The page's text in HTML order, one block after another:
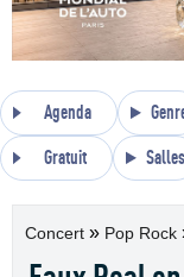
Agenda
Gratuit Salles
Concert » Pop Rock